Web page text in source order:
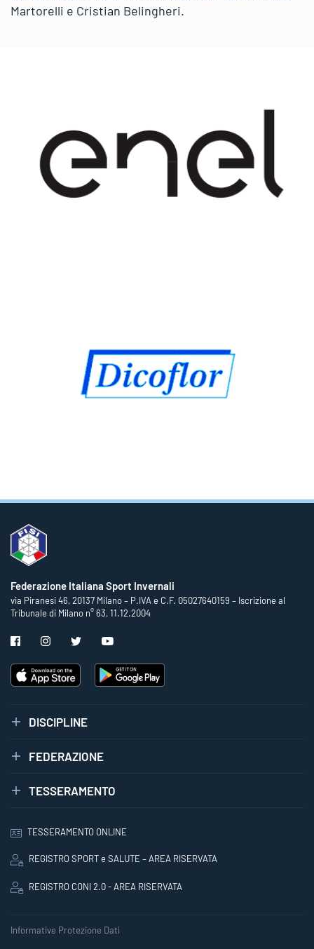
Martorelli e Cristian Belingheri.
Federazione Italiana Sport Invernali
via Piranesi 46, 20137 Milano – P.IVA e C.F. 05027640159 – Iscrizione al
Tribunale di Milano n° 63, 11.12.2004
DISCIPLINE
FEDERAZIONE
TESSERAMENTO
TESSERAMENTO ONLINE
REGISTRO SPORT e SALUTE – AREA RISERVATA
REGISTRO CONI 2.0 - AREA RISERVATA
Informative Protezione Dati